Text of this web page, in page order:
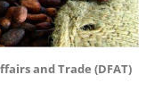
and Trade (DFAT)